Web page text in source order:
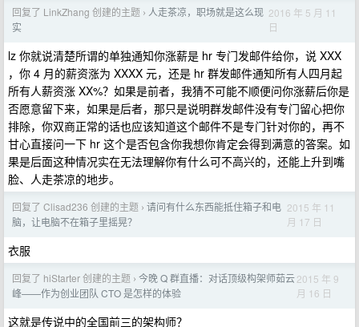
回复了 LinkZhang 创建的主题 › 人走茶凉，职场就是这么现
实
2016 年 5 月 11
日
lz 你就说清楚所谓的单独通知你涨薪是 hr 专门发邮件给你，说 XXX
，你 4 月的薪资涨为 XXXX 元，还是 hr 群发邮件通知所有人四月起
所有人薪资涨 XX%？如果是前者，我猜不可能不顺便问你涨薪后你是
否愿意留下来，如果是后者，那只是说明群发邮件没有专门留心把你
排除，你双商正常的话也应该知道这个邮件不是专门针对你的，再不
甘心直接问一下 hr 这个是否包含你我想你肯定会得到满意的答案。如
果是后面这种情况实在无法理解你有什么可不高兴的，还能上升到嘴
脸、人走茶凉的地步。
回复了 Clisad236 创建的主题 › 请问有什么东西能抵住箱子和电
脑，让电脑不在箱子里摇晃？
2015 年 11
月 17 日
衣服
回复了 hiStarter 创建的主题 › 今晚 Q 群直播：对话顶级构架师茹云
峰——作为创业团队 CTO 是怎样的体验
2015 年 9
月 16 日
这就是传说中的全国前三的架构师？